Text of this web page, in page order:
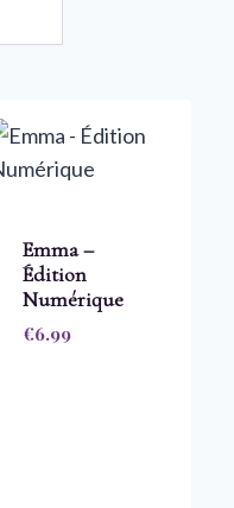
Emma –
Édition
Numérique
€6.99